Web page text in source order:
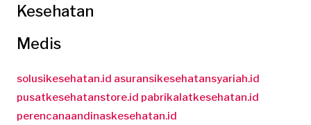
Kesehatan
Medis
solusikesehatan.id asuransikesehatansyariah.id
pusatkesehatanstore.id pabrikalatkesehatan.id
perencanaandinaskesehatan.id